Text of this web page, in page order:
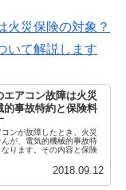
火災保険の対象？
いて解説します
アコン故障は火災
的事故特約と保険料
ンが故障したとき、火災
が、電気的機械的事故特
ります。その内容と保険
2018.09.12